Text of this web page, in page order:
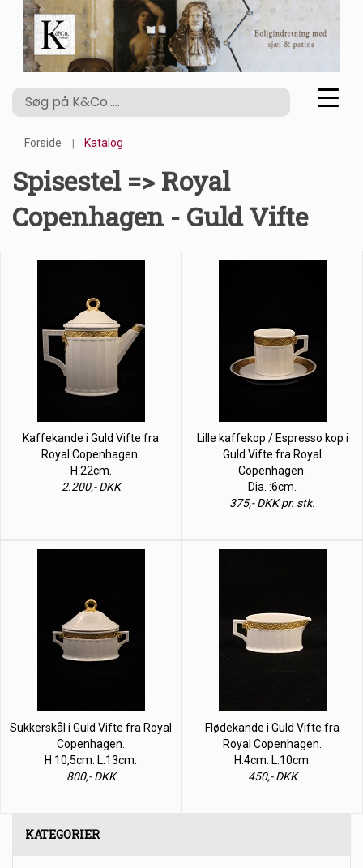
Forside Katalog
Spisestel => Royal
Copenhagen - Guld Vifte
Kaffekande i Guld Vifte fra
Royal Copenhagen.
H:22cm.
2.200,- DKK
Lille kaffekop / Espresso kop i
Guld Vifte fra Royal
Copenhagen.
Dia. :6cm.
375,- DKK pr. stk.
Sukkerskål i Guld Vifte fra Royal
Copenhagen.
H:10,5cm. L:13cm.
800,- DKK
Flødekande i Guld Vifte fra
Royal Copenhagen.
H:4cm. L:10cm.
450,- DKK
KATEGORIER